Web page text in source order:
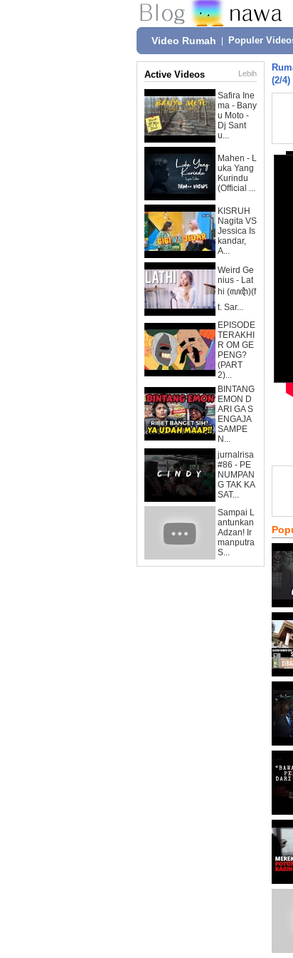
Video Rumah Populer
Active Videos Lebih
Safira Ine
ma - Bany
u Moto -
Dj Sant
u...
Mahen - L
uka Yang
Kurindu
(Official ...
KISRUH
Nagita VS
Jessica Is
kandar,
A...
Weird Ge
nius - Lat
hi (ꦭꦛꦶ)(f
t. Sar...
EPISODE
TERAKHI
R OM GE
PENG?
(PART
2)...
BINTANG
EMON D
ARI GA S
ENGAJA
SAMPE
N...
jurnalrisa
#86 - PE
NUMPAN
G TAK KA
SAT...
Sampai L
antunkan
Adzan! Ir
manputra
S...
(2/4)